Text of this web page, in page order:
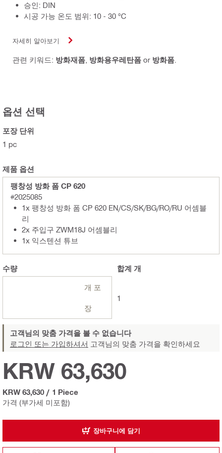
승인: DIN
시공 가능 온도 범위: 10 - 30 °C
자세히 알아보기
관련 키워드: 방화재폼 방화용우레탄폼 or 방화폼
옵션 선택
포장 단위
1 pc
제품 옵션
팽창성 방화 폼 CP 620
#2025085
1x 팽창성 방화 폼 CP 620 EN/CS/SK/BG/RO/RU 어셈블
리
2x 주입구 ZWM18J 어셈블리
1x 익스텐션 튜브
수량
개 포
장
합계 개
1
고객님의 맞춤 가격을 볼 수 없습니다
로그인 또는 가입하셔서 고객님의 맞춤 가격을 확인하세요
가격 (부가세 미포함)
KRW 63,630
KRW 63,630 / 1 Piece
장바구니에 담기